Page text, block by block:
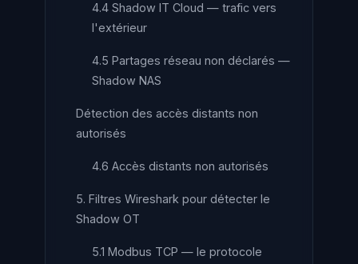
4.4 Shadow IT Cloud — trafic vers
l'extérieur
4.5 Partages réseau non déclarés —
Shadow NAS
Détection des accès distants non
autorisés
4.6 Accès distants non autorisés
5. Filtres Wireshark pour détecter le
Shadow OT
5.1 Modbus TCP — le protocole